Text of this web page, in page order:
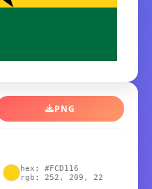
PNG
hex: #FCD116
rgb: 252, 209, 22